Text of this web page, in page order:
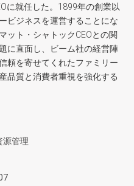
に就任した。1899年の創業以
ビジネスを運営することにな
ット・シャトックCEOとの関
に直面し、ビーム社の経営陣
頼を寄せてくれたファミリー
品質と消費者重視を強化する
源管理